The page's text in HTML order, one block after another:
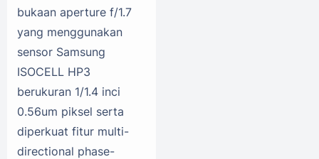
bukaan aperture f/1.7
yang menggunakan
sensor Samsung
ISOCELL HP3
berukuran 1/1.4 inci
0.56um piksel serta
diperkuat fitur multi-
directional phase-